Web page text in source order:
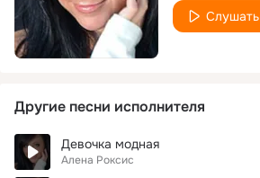
Слушать
Другие песни исполнителя
Девочка модная
Алена Роксис